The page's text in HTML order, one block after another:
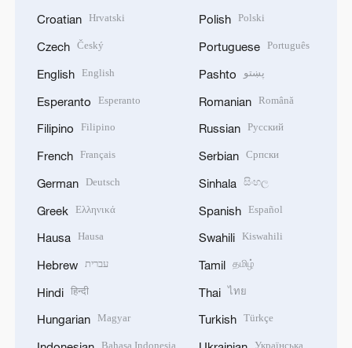
Croatian Hrvatski
Czech Český
English English
Esperanto Esperanto
Filipino Filipino
French Français
German Deutsch
Greek Ελληνικά
Hausa Hausa
Hebrew עברית
Hindi हिन्दी
Hungarian Magyar
Polish Polski
Portuguese Português
Pashto پښتو
Romanian Română
Russian Русский
Serbian Српски
Sinhala සිංහල
Spanish Español
Swahili Kiswahili
Tamil தமிழ்
Thai ไทย
Turkish Türkçe